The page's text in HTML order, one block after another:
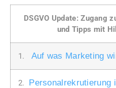
DSGVO Update: Zugang
und Tipps mit
1. Auf was Marketing
2. Personalrekrutierung